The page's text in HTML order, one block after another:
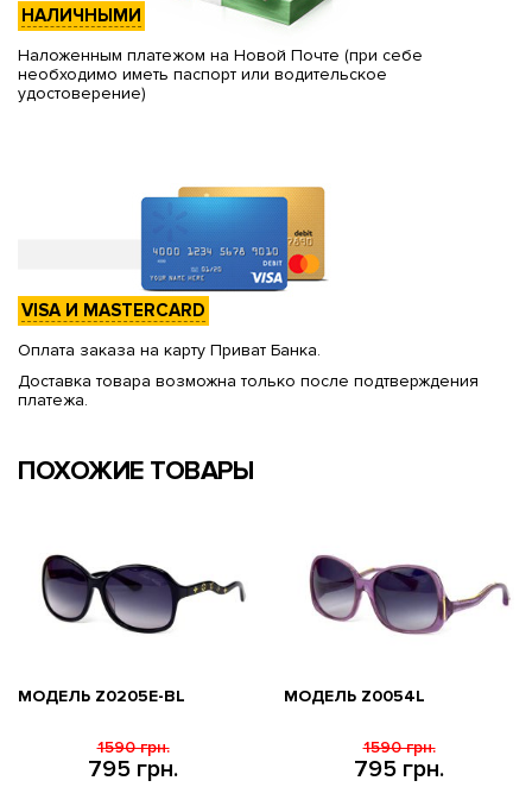
НАЛИЧНЫМИ
Наложенным платежом на Новой Почте (при себе
необходимо иметь паспорт или водительское
удостоверение)
VISA И MASTERCARD
Оплата заказа на карту Приват Банка.
Доставка товара возможна только после подтверждения
платежа.
ПОХОЖИЕ ТОВАРЫ
МОДЕЛЬ Z0205E-BL
795 грн.
1590 грн.
МОДЕЛЬ Z0054L
795 грн.
1590 грн.